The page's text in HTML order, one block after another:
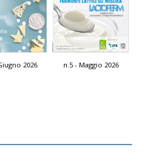
2026 n.5 - Maggio 2026